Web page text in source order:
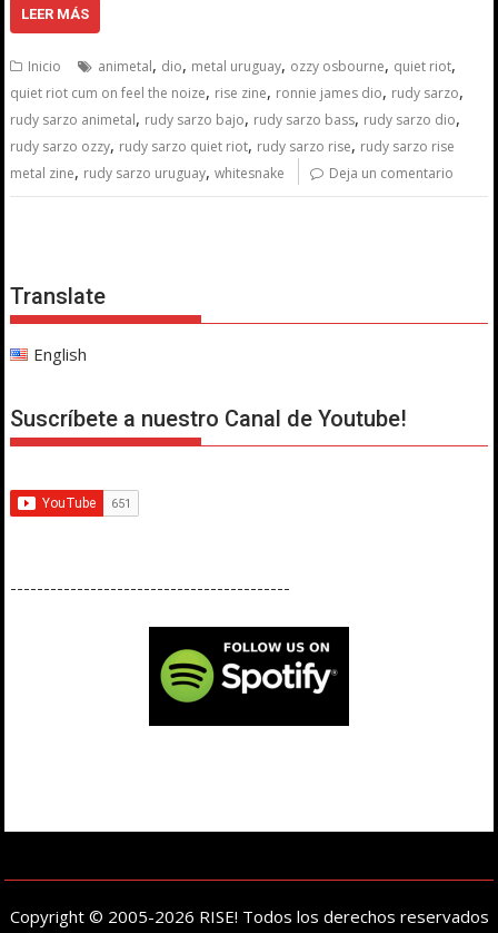
LEER MÁS
Inicio animetal, dio, metal uruguay, ozzy osbourne, quiet riot,
quiet riot cum on feel the noize, rise zine, ronnie james dio, rudy sarzo,
rudy sarzo animetal, rudy sarzo bajo, rudy sarzo bass, rudy sarzo dio,
rudy sarzo ozzy, rudy sarzo quiet riot, rudy sarzo rise, rudy sarzo rise
metal zine, rudy sarzo uruguay,whitesnake Deja un comentario
Translate
English
Suscríbete a nuestro Canal de Youtube!
------------------------------------------
Copyright © 2005-2026 RISE! Todos los derechos reservados